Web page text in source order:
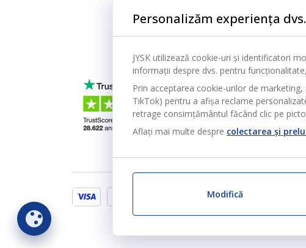
Siguranță
Personalizăm experiența dvs.
JYSK utilizează cookie-uri și identificatori
informații despre dvs. pentru
Prin acceptarea cookie-urilor de
TikTok) pentru a afișa reclame
retrage consimțământul făcând clic pe
Aflați mai multe despre colectarea și
Modifică